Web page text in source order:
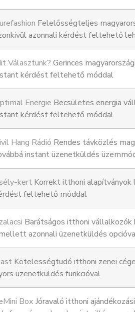
Felelősségteljes
azonnali kérdést feltehető
Választunk? Gerinces
kérdést feltehető móddal
Energie Becsületes energia
kérdést feltehető móddal
Hang Rádió Rendes távközlés
instant üzenetküldés
kert Korrekt itthoni
feltehető móddal
Barátságos itthoni
azonnali üzenetküldés
Kötelességtudó itthoni zenei
üzenetküldés funkcióval
Box Jóravaló itthoni